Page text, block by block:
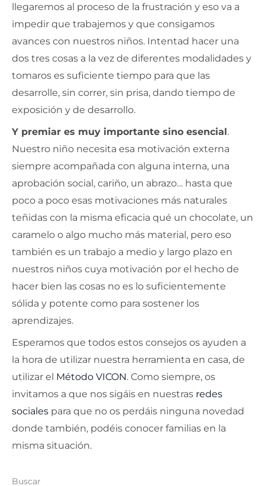
llegaremos al proceso de la frustración y eso va a
impedir que trabajemos y que consigamos
avances con nuestros niños. Intentad hacer una
dos tres cosas a la vez de diferentes modalidades y
tomaros es suficiente tiempo para que las
desarrolle, sin correr, sin prisa, dando tiempo de
exposición y de desarrollo.
Y premiar es muy importante sino esencial.
Nuestro niño necesita esa motivación externa
siempre acompañada con alguna interna, una
aprobación social, cariño, un abrazo… hasta que
poco a poco esas motivaciones más naturales
teñidas con la misma eficacia qué un chocolate, un
caramelo o algo mucho más material, pero eso
también es un trabajo a medio y largo plazo en
nuestros niños cuya motivación por el hecho de
hacer bien las cosas no es lo suficientemente
sólida y potente como para sostener los
aprendizajes.
Esperamos que todos estos consejos os ayuden a
la hora de utilizar nuestra herramienta en casa, de
utilizar el Método VICON. Como siempre, os
invitamos a que nos sigáis en nuestras redes
sociales para que no os perdáis ninguna novedad
donde también, podéis conocer familias en la
misma situación.
Buscar